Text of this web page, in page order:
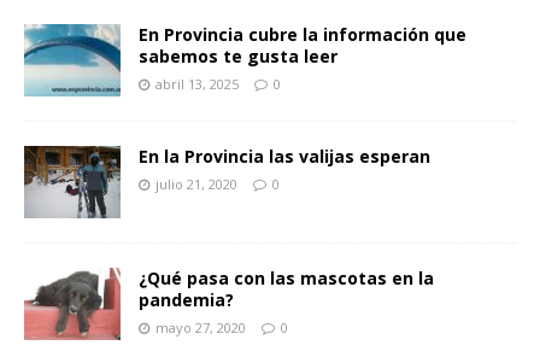
En Provincia cubre la información que
sabemos te gusta leer
abril 13, 2025 0
En la Provincia las valijas esperan
julio 21, 2020 0
¿Qué pasa con las mascotas en la
pandemia?
mayo 27, 2020 0